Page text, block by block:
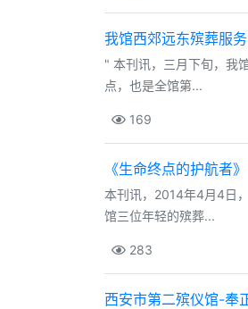
我馆西郊远东殡葬服
" 本刊讯，三月下旬，我
点，也是全馆第...
169
《生命终点的护航者
本刊讯，2014年4月4日
馆三位年轻的殡葬...
283
西安市第二殡仪馆-奉